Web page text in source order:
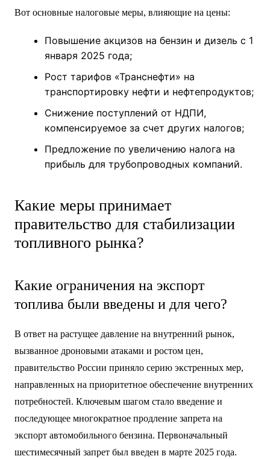
Вот основные налоговые меры, влияющие на цены:
Повышение акцизов на бензин и дизель с 1
января 2025 года;
Рост тарифов «Транснефти» на
транспортировку нефти и нефтепродуктов;
Снижение поступлений от НДПИ,
компенсируемое за счет других налогов;
Предложение по увеличению налога на
прибыль для трубопроводных компаний.
Какие меры принимает
правительство для стабилизации
топливного рынка?
Какие ограничения на экспорт
топлива были введены и для чего?
В ответ на растущее давление на внутренний рынок,
вызванное дроновыми атаками и ростом цен,
правительство России приняло серию экстренных мер,
направленных на приоритетное обеспечение внутренних
потребностей. Ключевым шагом стало введение и
последующее многократное продление запрета на
экспорт автомобильного бензина. Первоначальный
шестимесячный запрет был введен в марте 2025 года.